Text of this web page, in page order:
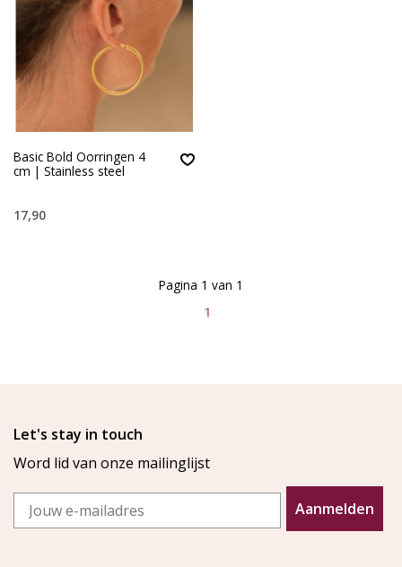
Basic Bold Oorringen 4
cm | Stainless steel
17,90
1
Pagina 1 van 1
Let's stay in touch
Word lid van onze mailinglijst
Email
Aanmelden